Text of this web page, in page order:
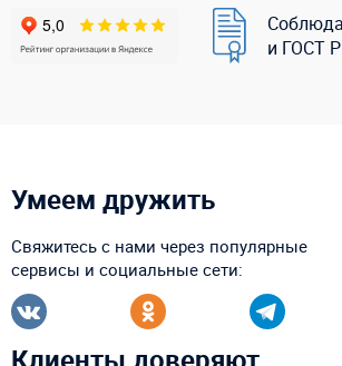
и ГОСТ Р
Умеем дружить
Свяжитесь с нами через популярные
сервисы и социальные сети:
Клиенты доверяют